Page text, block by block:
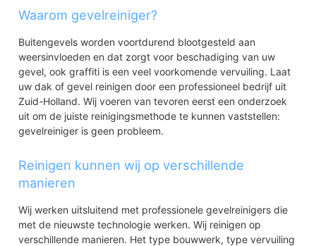
Waarom gevelreiniger?
Buitengevels worden voortdurend blootgesteld aan
weersinvloeden en dat zorgt voor beschadiging van uw
gevel, ook graffiti is een veel voorkomende vervuiling. Laat
uw dak of gevel reinigen door een professioneel bedrijf uit
Zuid-Holland. Wij voeren van tevoren eerst een onderzoek
uit om de juiste reinigingsmethode te kunnen vaststellen:
gevelreiniger is geen probleem.
Reinigen kunnen wij op verschillende
manieren
Wij werken uitsluitend met professionele gevelreinigers die
met de nieuwste technologie werken. Wij reinigen op
verschillende manieren. Het type bouwwerk, type vervuiling